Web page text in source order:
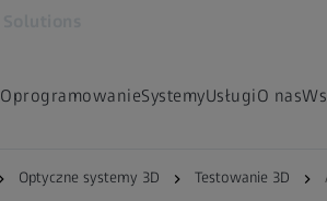
OprogramowanieSystemyUsługiO nas
Optyczne systemy 3D Testowanie 3D